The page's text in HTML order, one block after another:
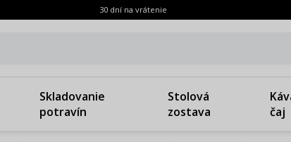
30 dní na vrátenie
Skladovanie
potravín
Stolová
zostava
čaj